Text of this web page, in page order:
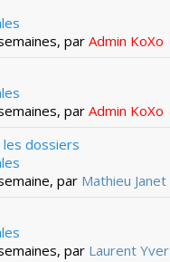
par Admin KoXo
par Admin KoXo
dossiers
par Mathieu Janet
par Laurent Yver